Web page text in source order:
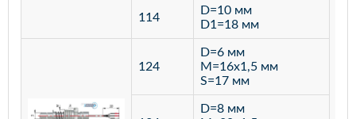
114
D=10 мм
D1=18 мм
124
D=6 мм
M=16х1,5 мм
S=17 мм
D=8 мм